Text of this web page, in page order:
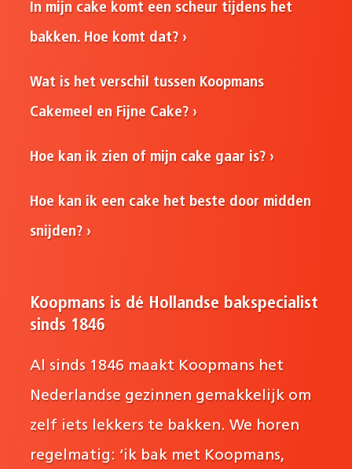
In mijn cake komt een scheur tijdens het
bakken. Hoe komt dat?
Wat is het verschil tussen Koopmans
Cakemeel en Fijne Cake?
Hoe kan ik zien of mijn cake gaar is?
Hoe kan ik een cake het beste door midden
snijden?
Koopmans is dé Hollandse bakspecialist
sinds 1846
Al sinds 1846 maakt Koopmans het
Nederlandse gezinnen gemakkelijk om
zelf iets lekkers te bakken. We horen
regelmatig: ‘ik bak met Koopmans,